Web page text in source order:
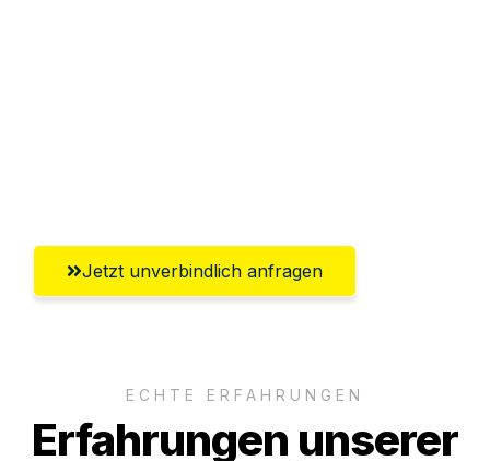
Jetzt unverbindlich anfragen
ECHTE ERFAHRUNGEN
Erfahrungen unserer